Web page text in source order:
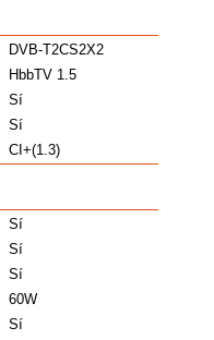
DVB-T2CS2X2
HbbTV 1.5
Sí
Sí
CI+(1.3)
Sí
Sí
Sí
60W
Sí